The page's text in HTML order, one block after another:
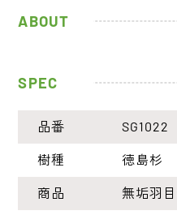
ABOUT
SPEC
品番 SG1022
樹種 徳島杉
商品 無垢羽